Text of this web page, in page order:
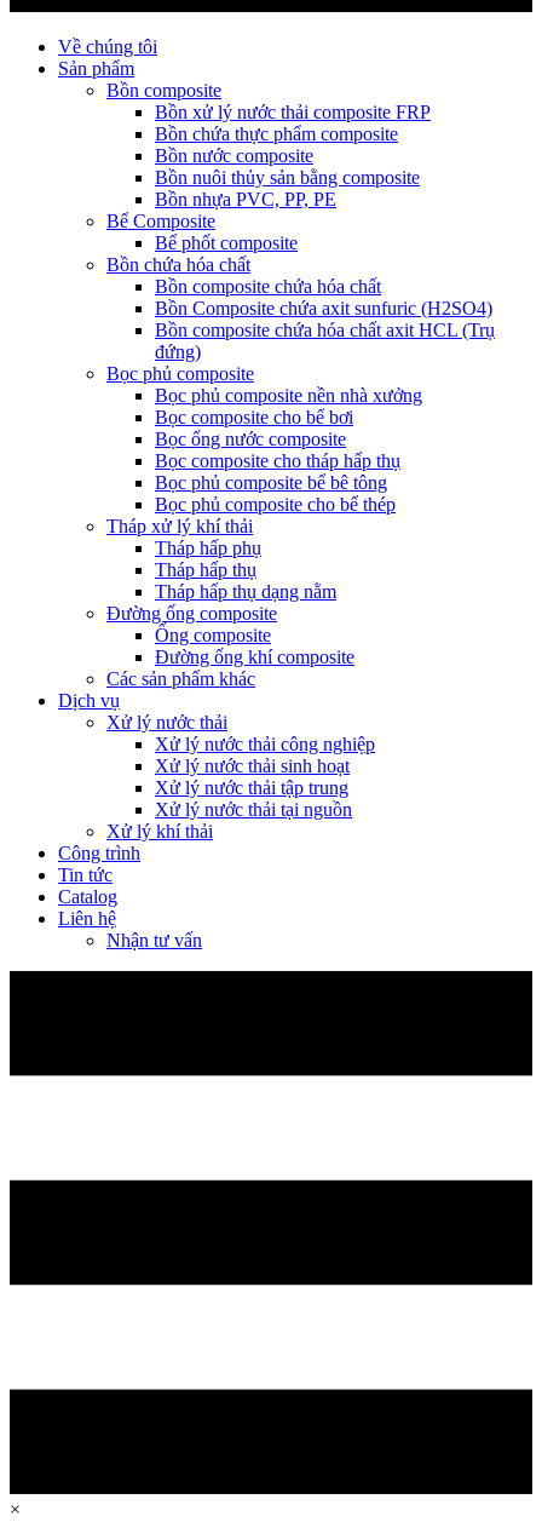
Về chúng tôi
Sản phẩm
Bồn composite
Bồn xử lý nước thải composite FRP
Bồn chứa thực phẩm composite
Bồn nước composite
Bồn nuôi thủy sản bằng composite
Bồn nhựa PVC, PP, PE
Bể Composite
Bể phốt composite
Bồn chứa hóa chất
Bồn composite chứa hóa chất
Bồn Composite chứa axit sunfuric (H2SO4)
Bồn composite chứa hóa chất axit HCL (Trụ
đứng)
Bọc phủ composite
Bọc phủ composite nền nhà xưởng
Bọc composite cho bể bơi
Bọc ống nước composite
Bọc composite cho tháp hấp thụ
Bọc phủ composite bể bê tông
Bọc phủ composite cho bể thép
Tháp xử lý khí thải
Tháp hấp phụ
Tháp hấp thụ
Tháp hấp thụ dạng nằm
Đường ống composite
Ống composite
Đường ống khí composite
Các sản phẩm khác
Dịch vụ
Xử lý nước thải
Xử lý nước thải công nghiệp
Xử lý nước thải sinh hoạt
Xử lý nước thải tập trung
Xử lý nước thải tại nguồn
Xử lý khí thải
Công trình
Tin tức
Catalog
Liên hệ
Nhận tư vấn
×